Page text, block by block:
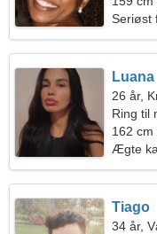
Seriøst
Luana
26 år,
Ring til
162 cm
Ægte
Tiago
34 år,